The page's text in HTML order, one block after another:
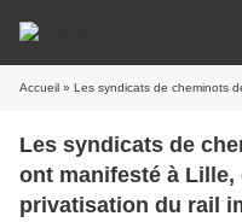
Accueil » Les syndicats de cheminots de toute l'Europe ont
Les syndicats de
ont manifesté à
privatisation du rail